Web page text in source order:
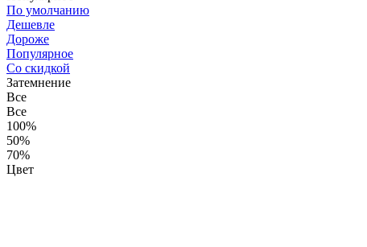
По умолчанию
Дешевле
Дороже
Популярное
Со скидкой
Затемнение
Все
Все
100%
50%
70%
Цвет